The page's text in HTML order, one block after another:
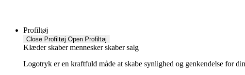
Profiltøj
Close Profiltøj Open Profiltøj
Klæder skaber mennesker skaber salg
Logotryk er en kraftfuld måde at skabe synlighed og genkendelse for